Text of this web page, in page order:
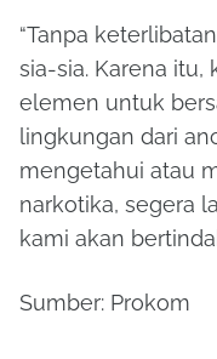
“Tanpa
sia-sia. Karena itu,
elemen untuk
lingkungan dari
mengetahui atau
narkotika, segera
kami akan
Sumber: Prokom